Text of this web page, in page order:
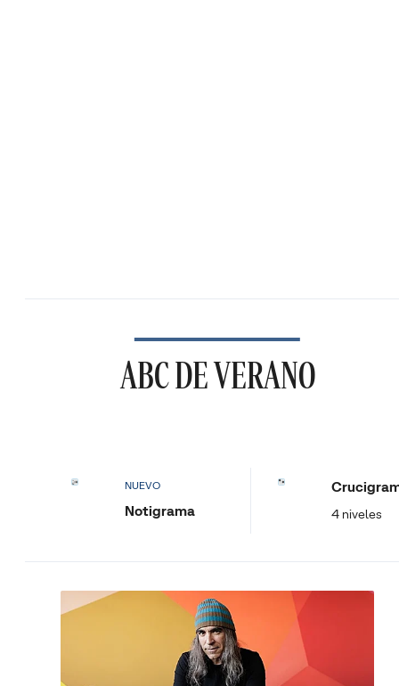
ABC DE VERANO
NUEVO
Notigrama 4 niveles